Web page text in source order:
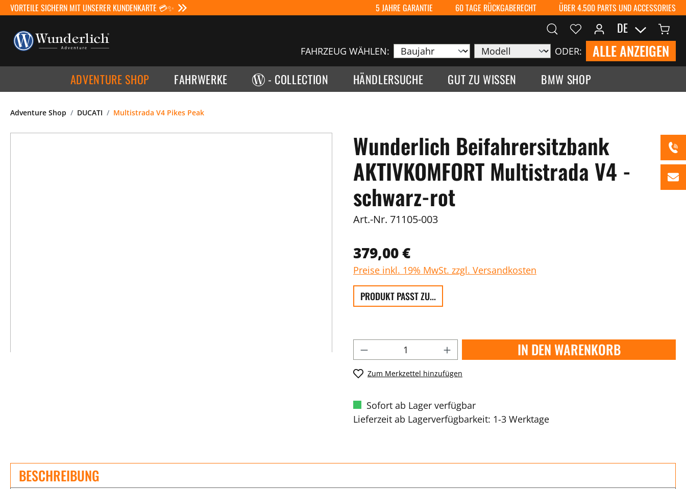
VORTEILE SICHERN MIT UNSERER KUNDENKARTE 💳✨ 5 JAHRE GARANTIE 60 TAGE RÜCKGABERECHT ÜBER 4.500 PARTS UND ACCESSORIES
FAHRZEUG WÄHLEN: ODER: ALLE ANZEIGEN
DE
ADVENTURE SHOP FAHRWERKE - COLLECTION HÄNDLERSUCHE GUT ZU WISSEN BMW SHOP
Adventure Shop DUCATI Multistrada V4 Pikes Peak
Wunderlich Beifahrersitzbank
AKTIVKOMFORT Multistrada V4 -
schwarz-rot
Art.-Nr. 71105-003
379,00 €
Preise inkl. 19% MwSt. zzgl. Versandkosten
PRODUKT PASST ZU...
IN DEN WARENKORB
Zum Merkzettel hinzufügen
Sofort ab Lager verfügbar
Lieferzeit ab Lagerverfügbarkeit: 1-3 Werktage
BESCHREIBUNG